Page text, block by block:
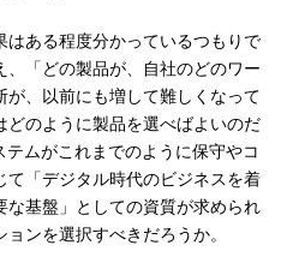
ある程度分かっているつもりで
、「どの製品が、自社のどのワー
、以前にも増して難しくなって
どのように製品を選べばよいのだ
ムがこれまでのように保守やコ
て「デジタル時代のビジネスを着
基盤」としての資質が求められ
ンを選択すべきだろうか。